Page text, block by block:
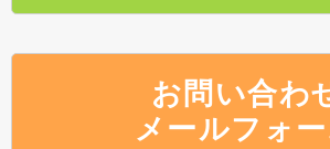
お問い合わ
メールフォ